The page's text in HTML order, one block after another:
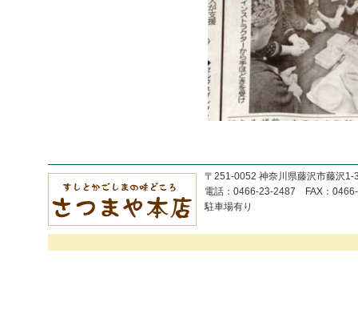
〒251-0052 神奈川県藤沢市藤沢
電話：0466-23-2487 FAX：
駐車場有り